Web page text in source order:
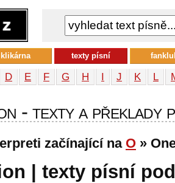
D E F G H I J K L
- texty a překlady
začínající na O »
| texty písní
klikárna texty písní